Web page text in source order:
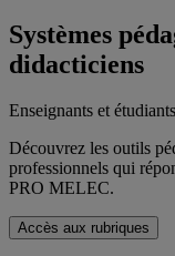
Systèmes
didacticiens
Enseignants et étudiants
Découvrez les outils
professionnels qui
PRO MELEC.
Accès aux rubriques